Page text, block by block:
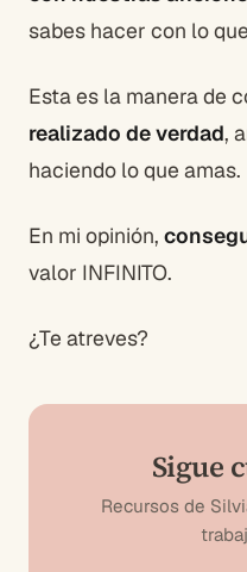
sabes hacer con lo
Esta es la manera de
realizado de verdad,
haciendo lo que amas.
En mi opinión,
valor INFINITO.
¿Te atreves?
Sigue
Recursos de